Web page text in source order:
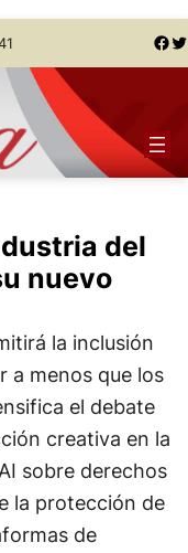
Facebook Twitter
del
nuevo
la inclusión
a menos que los
el debate
creativa en la
sobre derechos
la protección de
de